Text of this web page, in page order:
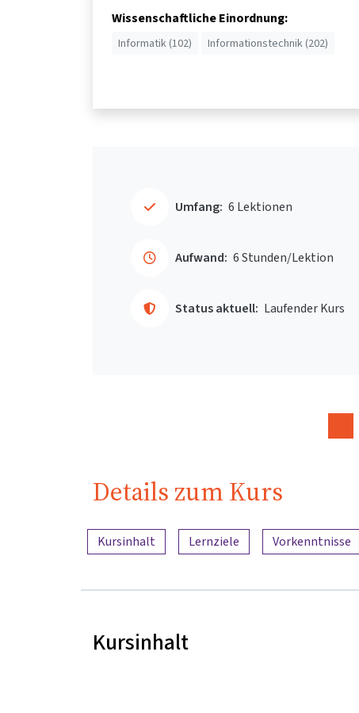
Wissenschaftliche Einordnung:
Informatik (102) Informationstechnik (202)
Umfang: 6 Lektionen
Aufwand: 6 Stunden/Lektion
Status aktuell: Laufender Kurs
Details zum Kurs
Inhaltsübersicht
Kursinhalt Lernziele Vorkenntnisse
Kursinhalt